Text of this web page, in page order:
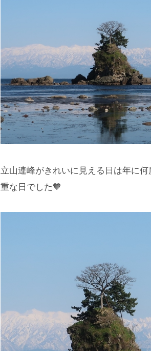
立山連峰がきれいに見える日は年に
重な日でした🧡